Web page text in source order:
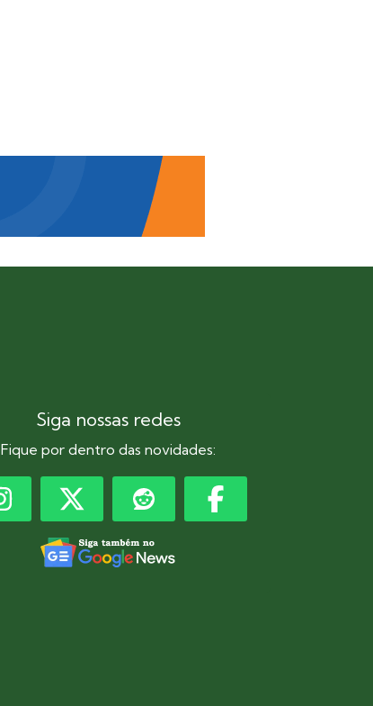
Siga nossas redes
Fique por dentro das novidades: